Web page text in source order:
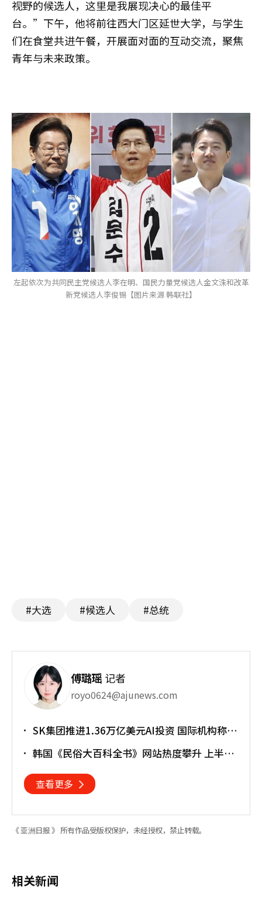
视野的候选人，这里是我展现决心的最佳平
台。”下午，他将前往西大门区延世大学，与学生
们在食堂共进午餐，开展面对面的互动交流，聚焦
青年与未来政策。
左起依次为共同民主党候选人李在明、国民力量党候选人金文洙和改革
新党候选人李俊锡【图片来源 韩联社】
#大选 #候选人 #总统
傅璐瑶 记者
royo0624@ajunews.com
SK集团推进1.36万亿美元AI投资 国际机构称将
韩国《民俗大百科全书》网站热度攀升 上半年
查看更多
《 亚洲日报 》 所有作品受版权保护，未经授权，禁止转载。
相关新闻